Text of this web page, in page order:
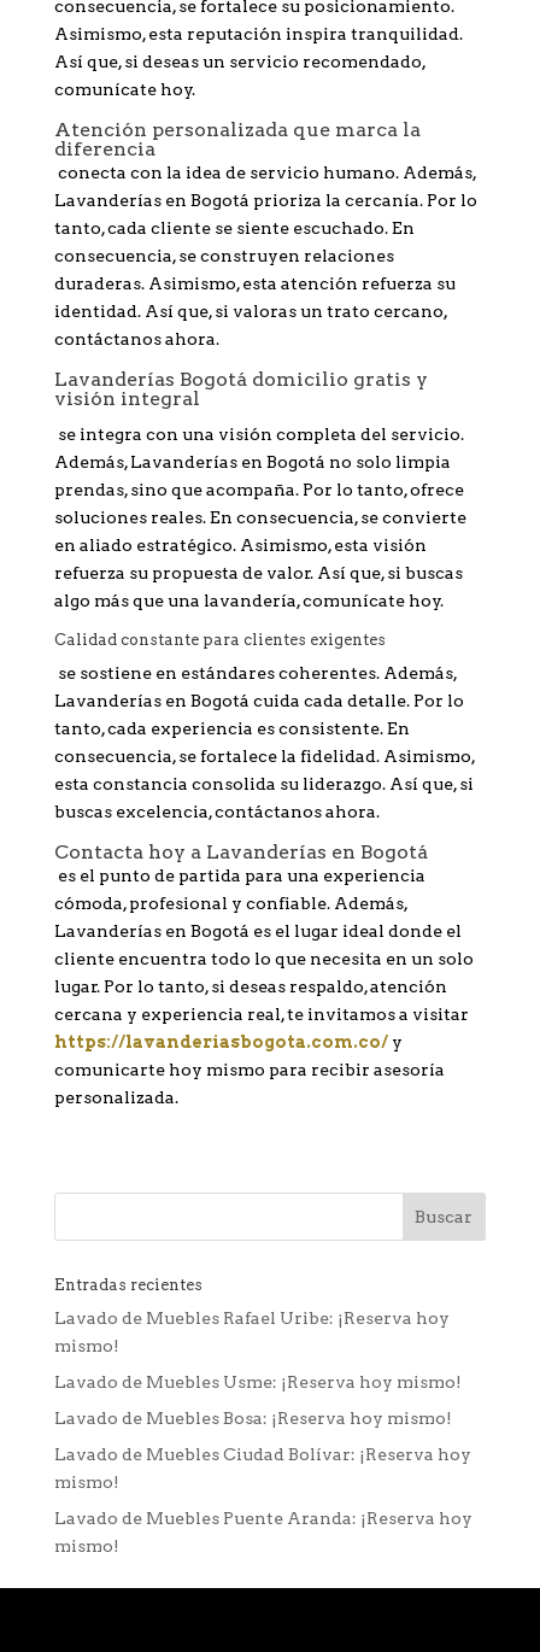
consecuencia, se fortalece su posicionamiento.
Asimismo, esta reputación inspira tranquilidad.
Así que, si deseas un servicio recomendado,
comunícate hoy.
Atención personalizada que marca la
diferencia
conecta con la idea de servicio humano. Además,
Lavanderías en Bogotá prioriza la cercanía. Por lo
tanto, cada cliente se siente escuchado. En
consecuencia, se construyen relaciones
duraderas. Asimismo, esta atención refuerza su
identidad. Así que, si valoras un trato cercano,
contáctanos ahora.
Lavanderías Bogotá domicilio gratis y
visión integral
se integra con una visión completa del servicio.
Además, Lavanderías en Bogotá no solo limpia
prendas, sino que acompaña. Por lo tanto, ofrece
soluciones reales. En consecuencia, se convierte
en aliado estratégico. Asimismo, esta visión
refuerza su propuesta de valor. Así que, si buscas
algo más que una lavandería, comunícate hoy.
Calidad constante para clientes exigentes
se sostiene en estándares coherentes. Además,
Lavanderías en Bogotá cuida cada detalle. Por lo
tanto, cada experiencia es consistente. En
consecuencia, se fortalece la fidelidad. Asimismo,
esta constancia consolida su liderazgo. Así que, si
buscas excelencia, contáctanos ahora.
Contacta hoy a Lavanderías en Bogotá
es el punto de partida para una experiencia
cómoda, profesional y confiable. Además,
Lavanderías en Bogotá es el lugar ideal donde el
cliente encuentra todo lo que necesita en un solo
lugar. Por lo tanto, si deseas respaldo, atención
cercana y experiencia real, te invitamos a visitar
https://lavanderiasbogota.com.co/y
comunicarte hoy mismo para recibir asesoría
personalizada.
Entradas recientes
Lavado de Muebles Rafael Uribe: ¡Reserva hoy
mismo!
Lavado de Muebles Usme: ¡Reserva hoy mismo!
Lavado de Muebles Bosa: ¡Reserva hoy mismo!
Lavado de Muebles Ciudad Bolívar: ¡Reserva hoy
mismo!
Lavado de Muebles Puente Aranda: ¡Reserva hoy
mismo!